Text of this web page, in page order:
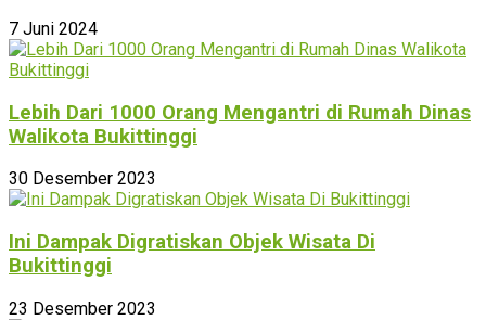
7 Juni 2024
Lebih Dari 1000 Orang Mengantri di Rumah Dinas
Walikota Bukittinggi
30 Desember 2023
Ini Dampak Digratiskan Objek Wisata Di
Bukittinggi
23 Desember 2023